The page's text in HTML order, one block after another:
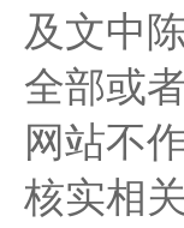
及文中
全部或
网站不
核实相